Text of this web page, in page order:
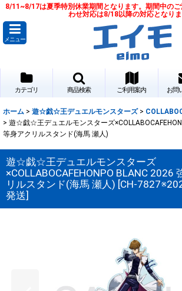
8/11~8/17は夏季特別休業期間となります。期間中の
わせ対応は8/18以降の対応となりま
メニュー
カテゴリ 商品検索 ご利用案内 お問
ホーム > 遊☆戯☆王デュエルモンスターズ >
> 遊☆戯☆王デュエルモンスターズ
等身アクリルスタンド(海馬 瀬人)
遊☆戯☆王デュエルモンスターズ
×COLLABOCAFEHONPO BLANC 2026
リルスタンド(海馬 瀬人) [CH-
発送]